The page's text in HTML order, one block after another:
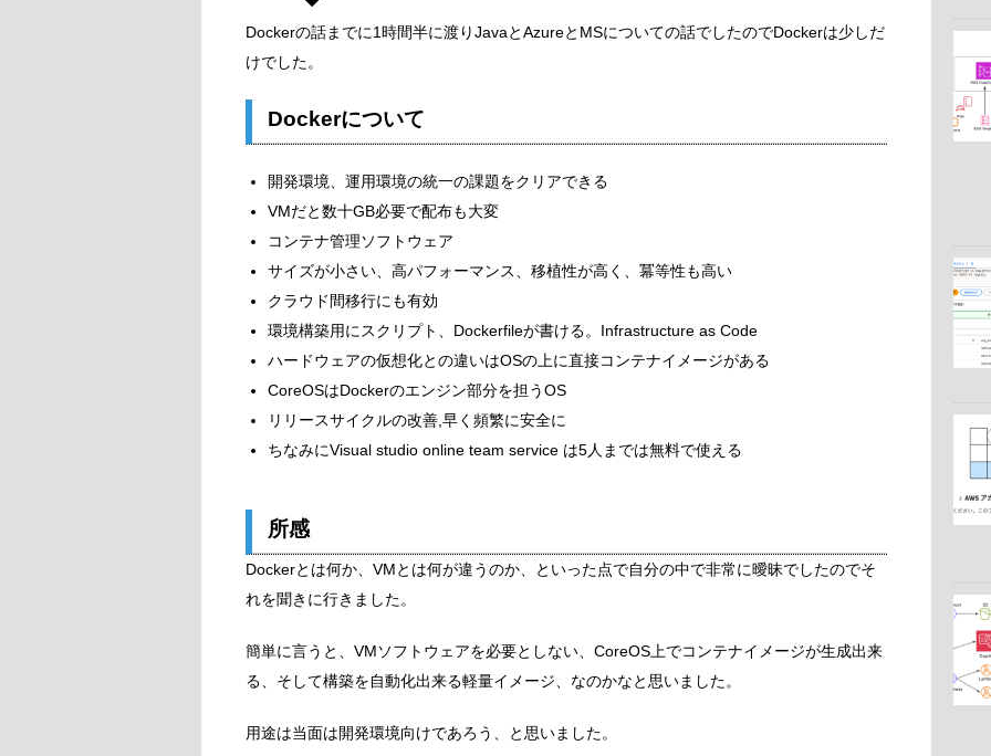
Dockerの話までに1時間半に渡りJavaとAzureとMSについての話でしたのでDockerは少しだ
けでした。
Dockerについて
開発環境、運用環境の統一の課題をクリアできる
VMだと数十GB必要で配布も大変
コンテナ管理ソフトウェア
サイズが小さい、高パフォーマンス、移植性が高く、冪等性も高い
クラウド間移行にも有効
環境構築用にスクリプト、Dockerfileが書ける。Infrastructure as Code
ハードウェアの仮想化との違いはOSの上に直接コンテナイメージがある
CoreOSはDockerのエンジン部分を担うOS
リリースサイクルの改善,早く頻繁に安全に
ちなみにVisual studio online team service は5人までは無料で使える
所感
Dockerとは何か、VMとは何が違うのか、といった点で自分の中で非常に曖昧でしたのでそ
れを聞きに行きました。
簡単に言うと、VMソフトウェアを必要としない、CoreOS上でコンテナイメージが生成出来
る、そして構築を自動化出来る軽量イメージ、なのかなと思いました。
用途は当面は開発環境向けであろう、と思いました。